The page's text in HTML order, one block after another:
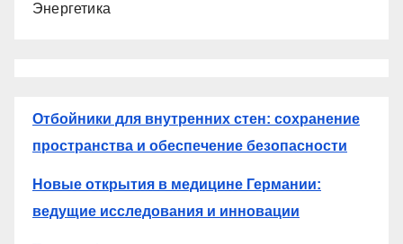
Энергетика
Отбойники для внутренних стен: сохранение
пространства и обеспечение безопасности
Новые открытия в медицине Германии:
ведущие исследования и инновации